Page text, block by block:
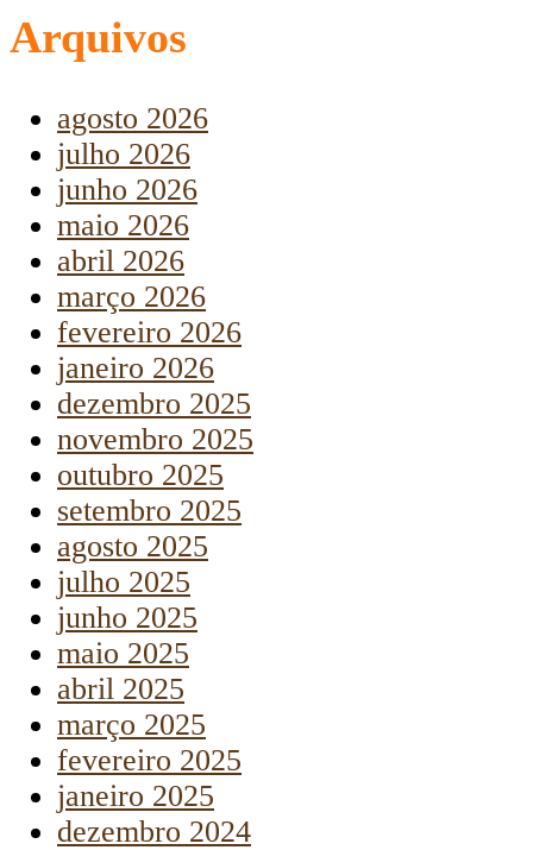
Arquivos
agosto 2026
julho 2026
junho 2026
maio 2026
abril 2026
março 2026
fevereiro 2026
janeiro 2026
dezembro 2025
novembro 2025
outubro 2025
setembro 2025
agosto 2025
julho 2025
junho 2025
maio 2025
abril 2025
março 2025
fevereiro 2025
janeiro 2025
dezembro 2024